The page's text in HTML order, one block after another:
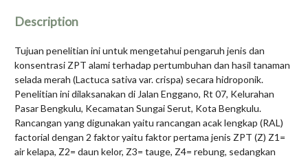
Description
Tujuan penelitian ini untuk mengetahui pengaruh jenis dan
konsentrasi ZPT alami terhadap pertumbuhan dan hasil tanaman
selada merah (Lactuca sativa var. crispa) secara hidroponik.
Penelitian ini dilaksanakan di Jalan Enggano, Rt 07, Kelurahan
Pasar Bengkulu, Kecamatan Sungai Serut, Kota Bengkulu.
Rancangan yang digunakan yaitu rancangan acak lengkap (RAL)
factorial dengan 2 faktor yaitu faktor pertama jenis ZPT (Z) Z1=
air kelapa, Z2= daun kelor, Z3= tauge, Z4= rebung, sedangkan